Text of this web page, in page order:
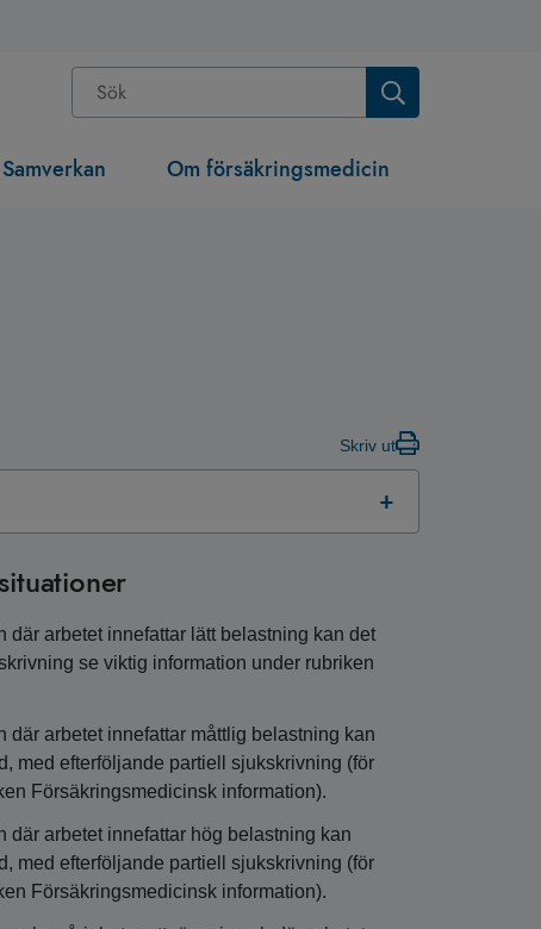
Samverkan Om försäkringsmedicin
Skriv ut
arbetet innefattar lätt belastning kan det
se viktig information under rubriken
arbetet innefattar måttlig belastning kan
med efterföljande partiell sjukskrivning (för
Försäkringsmedicinsk information).
arbetet innefattar hög belastning kan
med efterföljande partiell sjukskrivning (för
Försäkringsmedicinsk information).